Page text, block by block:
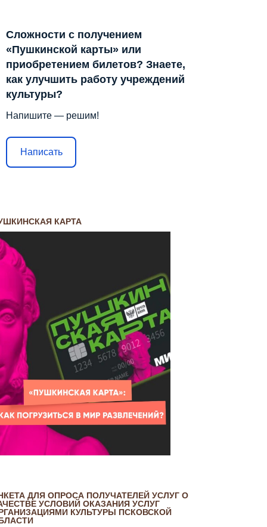
Сложности с получением
«Пушкинской карты» или
приобретением билетов? Знаете,
как улучшить работу учреждений
культуры?
Напишите — решим!
Написать
КАРТА
ДЛЯ ОПРОСА ПОЛУЧАТЕЛЕЙ УСЛУГ О
УСЛОВИЙ ОКАЗАНИЯ УСЛУГ
КУЛЬТУРЫ ПСКОВСКОЙ